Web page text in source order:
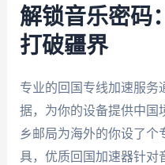
解锁音乐密码
打破疆界
专业的回国专线加速服务
据，为你的设备提供中国
乡邮局为海外的你设了个
具，优质回国加速器针对